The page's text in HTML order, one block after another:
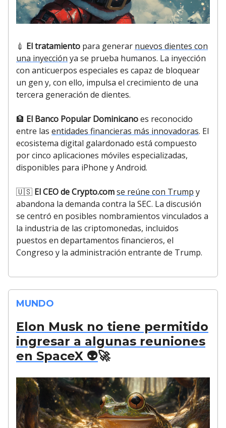
💉 El tratamiento para generar nuevos dientes con
una inyección ya se prueba humanos. La inyección
con anticuerpos especiales es capaz de bloquear
un gen y, con ello, impulsa el crecimiento de una
tercera generación de dientes.
🏦 El Banco Popular Dominicanoes reconocido
entre las entidades financieras más innovadoras. El
ecosistema digital galardonado está compuesto
por cinco aplicaciones móviles especializadas,
disponibles para iPhone y Android.
🇺🇸 El CEO de Crypto.comse reúne con Trump y
abandona la demanda contra la SEC. La discusión
se centró en posibles nombramientos vinculados a
la industria de las criptomonedas, incluidos
puestos en departamentos financieros, el
Congreso y la administración entrante de Trump.
MUNDO
Elon Musk no tiene permitido
ingresar a algunas reuniones
en SpaceX 👽🚀